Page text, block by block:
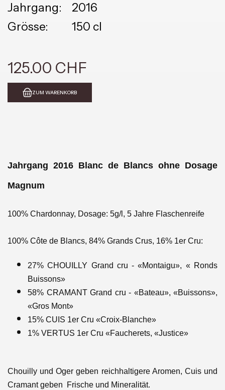
Jahrgang:
2016
Grösse:
150 cl
125.00 CHF
ZUM WARENKORB
Jahrgang 2016 Blanc de Blancs ohne Dosage
Magnum
100% Chardonnay, Dosage: 5g/l, 5 Jahre Flaschenreife
100% Côte de Blancs, 84% Grands Crus, 16% 1er Cru:
27% CHOUILLY Grand cru - «Montaigu», « Ronds
Buissons»
58% CRAMANT Grand cru - «Bateau», «Buissons»,
«Gros Mont»
15% CUIS 1er Cru «Croix-Blanche»
1% VERTUS 1er Cru «Faucherets, «Justice»
Chouilly und Oger geben reichhaltigere Aromen, Cuis und
Cramant geben Frische und Mineralität.